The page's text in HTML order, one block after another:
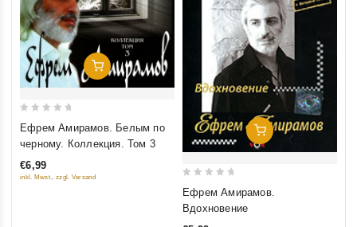
Добавить В Корзину
out
5
Ефрем Амирамов. Белым по
черному. Коллекция. Том 3
€6,99
inkl. Mwst., zzgl. Versand
Добавить В Корзину
out
Ефрем Амирамов.
Вдохновение